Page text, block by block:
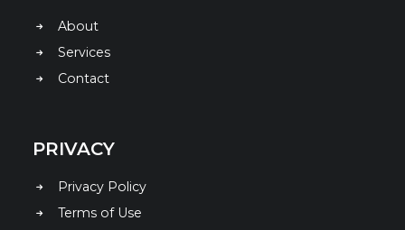
About
Services
Contact
PRIVACY
Privacy Policy
Terms of Use